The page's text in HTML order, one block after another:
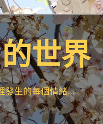
世界
發生的每個情緒...